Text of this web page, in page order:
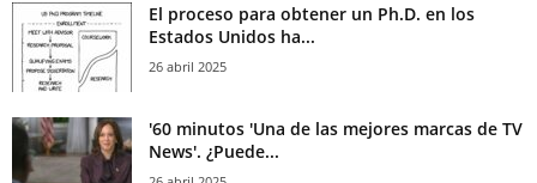
El proceso para obtener un Ph.D. en los
Estados Unidos ha...
26 abril 2025
'60 minutos 'Una de las mejores marcas de TV
News'. ¿Puede...